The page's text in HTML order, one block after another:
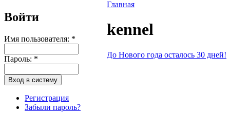
Войти
Имя пользователя: *
Пароль: *
Регистрация
Забыли пароль?
Главная
kennel
До Нового года осталось 30 дней!